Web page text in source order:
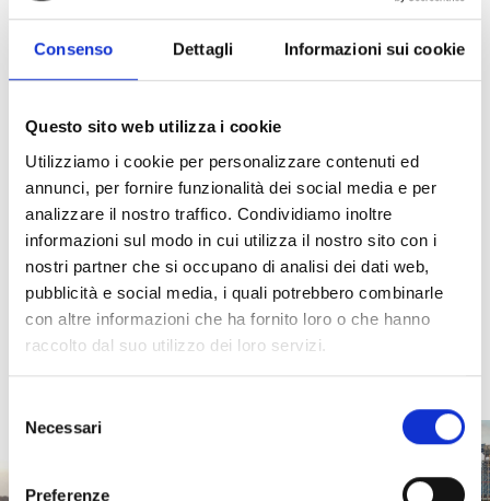
Consenso Dettagli Informazioni sui cookie
Questo sito web utilizza i cookie
Utilizziamo i cookie per personalizzare contenuti ed
annunci, per fornire funzionalità dei social media e per
analizzare il nostro traffico. Condividiamo inoltre
informazioni sul modo in cui utilizza il nostro sito con i
nostri partner che si occupano di analisi dei dati web,
pubblicità e social media, i quali potrebbero combinarle
con altre informazioni che ha fornito loro o che hanno
raccolto dal suo utilizzo dei loro servizi.
delNecessari
Preferenze
soluzioni integrate e all’avanguardia.
I nostri prodotti